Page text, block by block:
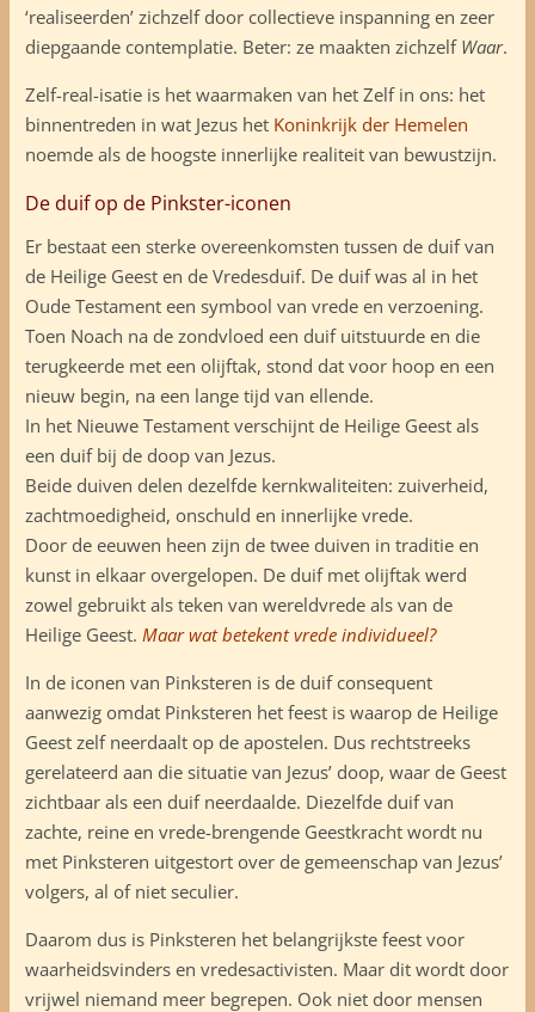
‘realiseerden’ zichzelf door collectieve inspanning en zeer
diepgaande contemplatie. Beter: ze maakten zichzelf Waar.
Zelf-real-isatie is het waarmaken van het Zelf in ons: het
binnentreden in wat Jezus het Koninkrijk der Hemelen
noemde als de hoogste innerlijke realiteit van bewustzijn.
De duif op de Pinkster-iconen
Er bestaat een sterke overeenkomsten tussen de duif van
de Heilige Geest en de Vredesduif. De duif was al in het
Oude Testament een symbool van vrede en verzoening.
Toen Noach na de zondvloed een duif uitstuurde en die
terugkeerde met een olijftak, stond dat voor hoop en een
nieuw begin, na een lange tijd van ellende.
In het Nieuwe Testament verschijnt de Heilige Geest als
een duif bij de doop van Jezus.
Beide duiven delen dezelfde kernkwaliteiten: zuiverheid,
zachtmoedigheid, onschuld en innerlijke vrede.
Door de eeuwen heen zijn de twee duiven in traditie en
kunst in elkaar overgelopen. De duif met olijftak werd
zowel gebruikt als teken van wereldvrede als van de
Heilige Geest. Maar wat betekent vrede individueel?
In de iconen van Pinksteren is de duif consequent
aanwezig omdat Pinksteren het feest is waarop de Heilige
Geest zelf neerdaalt op de apostelen. Dus rechtstreeks
gerelateerd aan die situatie van Jezus’ doop, waar de Geest
zichtbaar als een duif neerdaalde. Diezelfde duif van
zachte, reine en vrede-brengende Geestkracht wordt nu
met Pinksteren uitgestort over de gemeenschap van Jezus’
volgers, al of niet seculier.
Daarom dus is Pinksteren het belangrijkste feest voor
waarheidsvinders en vredesactivisten. Maar dit wordt door
vrijwel niemand meer begrepen. Ook niet door mensen